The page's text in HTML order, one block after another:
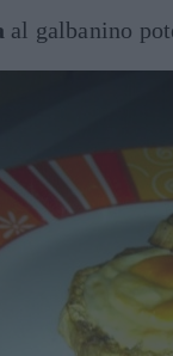
al galbanino